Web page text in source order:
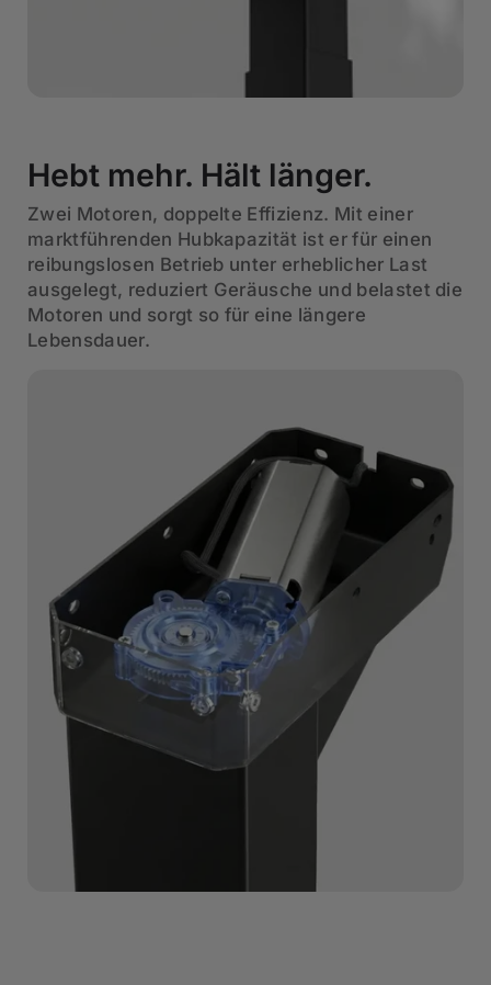
Hebt mehr. Hält länger.
Zwei Motoren, doppelte Effizienz. Mit einer
marktführenden Hubkapazität ist er für einen
reibungslosen Betrieb unter erheblicher Last
ausgelegt, reduziert Geräusche und belastet die
Motoren und sorgt so für eine längere
Lebensdauer.